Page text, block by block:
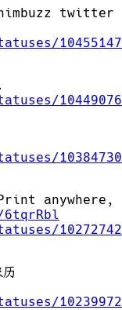
twitter
anywhere,